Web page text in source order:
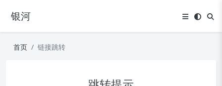
银河
首页 链接跳转